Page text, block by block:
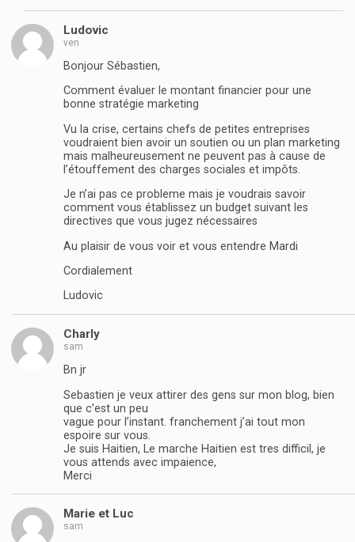
Ludovic
ven
Bonjour Sébastien,
Comment évaluer le montant financier pour une
bonne stratégie marketing
Vu la crise, certains chefs de petites entreprises
voudraient bien avoir un soutien ou un plan marketing
mais malheureusement ne peuvent pas à cause de
l’étouffement des charges sociales et impôts.
Je n’ai pas ce probleme mais je voudrais savoir
comment vous établissez un budget suivant les
directives que vous jugez nécessaires
Au plaisir de vous voir et vous entendre Mardi
Cordialement
Ludovic
Charly
sam
Bn jr
Sebastien je veux attirer des gens sur mon blog, bien
que c’est un peu
vague pour l’instant. franchement j’ai tout mon
espoire sur vous.
Je suis Haitien, Le marche Haitien est tres difficil, je
vous attends avec impaience,
Merci
Marie et Luc
sam